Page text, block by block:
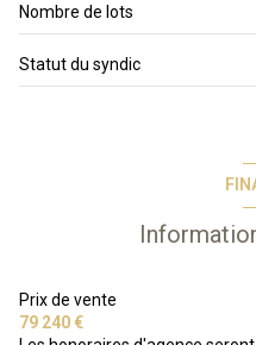
Nombre de lots
Statut du syndic
Prix de vente
79 240 €